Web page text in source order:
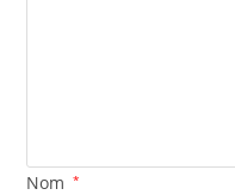
Nom *